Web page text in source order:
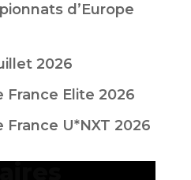
d’Europe
2026
France Elite 2026
U*NXT 2026